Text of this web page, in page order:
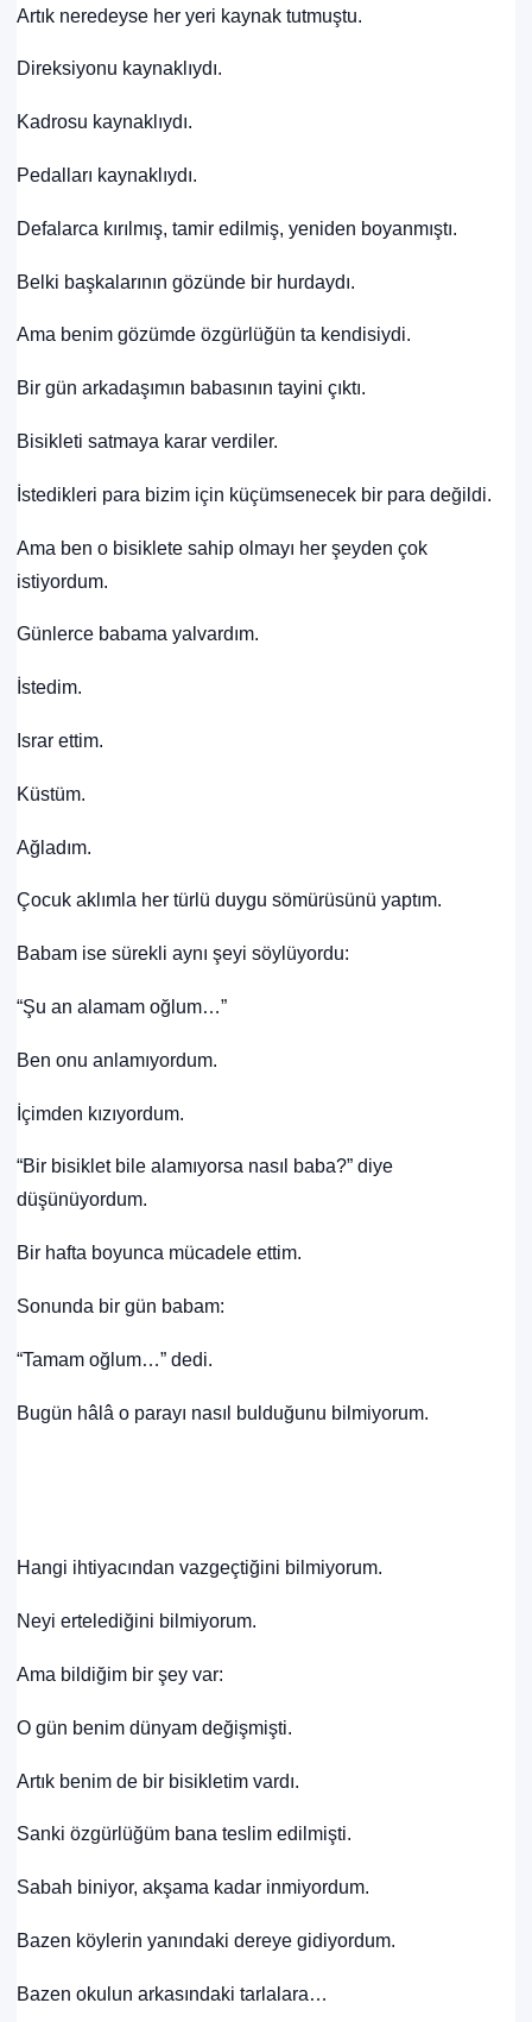
Artık neredeyse her yeri kaynak tutmuştu.
Direksiyonu kaynaklıydı.
Kadrosu kaynaklıydı.
Pedalları kaynaklıydı.
Defalarca kırılmış, tamir edilmiş, yeniden boyanmıştı.
Belki başkalarının gözünde bir hurdaydı.
Ama benim gözümde özgürlüğün ta kendisiydi.
Bir gün arkadaşımın babasının tayini çıktı.
Bisikleti satmaya karar verdiler.
İstedikleri para bizim için küçümsenecek bir para değildi.
Ama ben o bisiklete sahip olmayı her şeyden çok
istiyordum.
Günlerce babama yalvardım.
İstedim.
Israr ettim.
Küstüm.
Ağladım.
Çocuk aklımla her türlü duygu sömürüsünü yaptım.
Babam ise sürekli aynı şeyi söylüyordu:
“Şu an alamam oğlum…”
Ben onu anlamıyordum.
İçimden kızıyordum.
“Bir bisiklet bile alamıyorsa nasıl baba?” diye
düşünüyordum.
Bir hafta boyunca mücadele ettim.
Sonunda bir gün babam:
“Tamam oğlum…” dedi.
Bugün hâlâ o parayı nasıl bulduğunu bilmiyorum.
Hangi ihtiyacından vazgeçtiğini bilmiyorum.
Neyi ertelediğini bilmiyorum.
Ama bildiğim bir şey var:
O gün benim dünyam değişmişti.
Artık benim de bir bisikletim vardı.
Sanki özgürlüğüm bana teslim edilmişti.
Sabah biniyor, akşama kadar inmiyordum.
Bazen köylerin yanındaki dereye gidiyordum.
Bazen okulun arkasındaki tarlalara…